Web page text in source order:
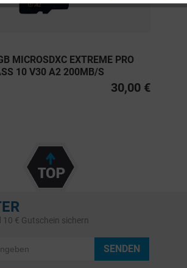
MICROSDXC EXTREME PRO
10 V30 A2 200MB/S
30,00 €
€ Gutschein sichern
SENDEN